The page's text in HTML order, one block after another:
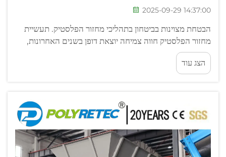
2025-09-29 14:37:00
הבטחת מצוינות בביטחון בתהליכי מחזור הפלסטיק. תעשיית
מחזור הפלסטיק חווה צמיחה יוצאת דופן בשנים האחרונות,
מה שהופך את תקני הבטיחות של הציוד לחשובים יותר מאי
פעם. ככל שמכוני עיבוד מטפלים בכמויות גדולות יותר של
חומרים...
הצג עוד